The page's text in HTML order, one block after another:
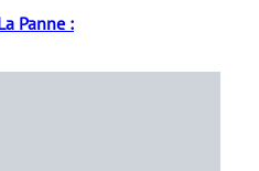
Panne :